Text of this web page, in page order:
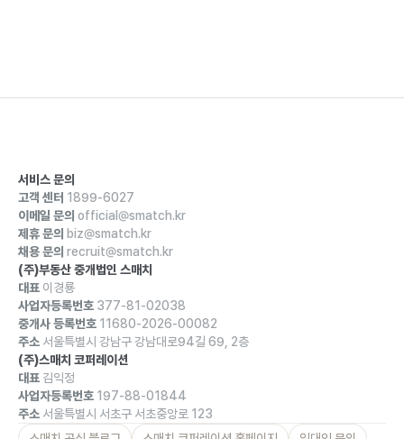
서비스 문의
고객 센터 1899-6027
이메일 문의 official@smatch.kr
제휴 문의 biz@smatch.kr
채용 문의 recruit@smatch.kr
(주)부동산 중개법인 스매치
대표 이경룡
사업자등록번호 377-81-02038
중개사 등록번호 11680-2026-00082
주소 서울특별시 강남구 강남대로94길 69, 2층
(주)스매치 코퍼레이션
대표 김익정
사업자등록번호 197-88-01844
주소 서울특별시 서초구 서초중앙로 123